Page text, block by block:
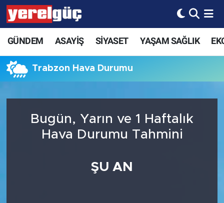
GÜNDEM ASAYİŞ SİYASET YAŞAM SAĞLIK
Trabzon Hava Durumu
Bugün, Yarın ve 1 Haftalık
Hava Durumu Tahmini
ŞU AN